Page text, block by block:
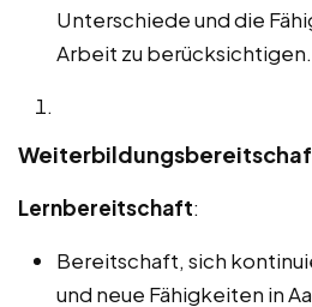
Unterschiede und die
Arbeit zu berücksichtigen.
Lernbereitschaft:
Bereitschaft, sich
und neue Fähigkeiten in